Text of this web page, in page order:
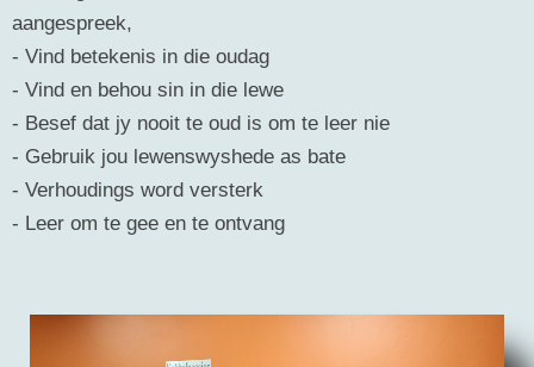
aangespreek,
- Vind betekenis in die oudag
- Vind en behou sin in die lewe
- Besef dat jy nooit te oud is om te leer nie
- Gebruik jou lewenswyshede as bate
- Verhoudings word versterk
- Leer om te gee en te ontvang